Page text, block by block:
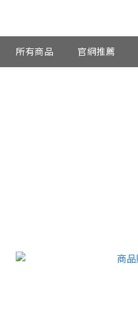
所有商品 官網推薦